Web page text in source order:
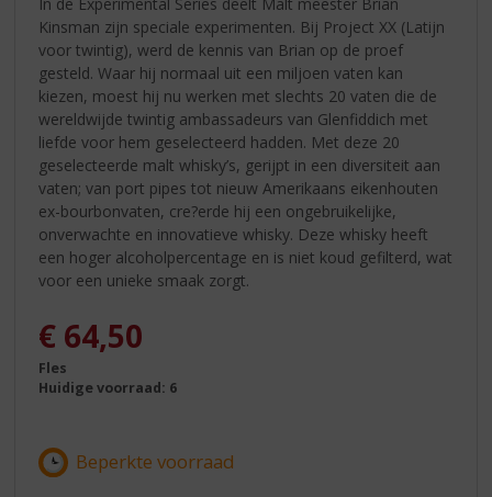
Kinsman zijn speciale experimenten. Bij Project XX (Latijn
voor twintig), werd de kennis van Brian op de proef
gesteld. Waar hij normaal uit een miljoen vaten kan
kiezen, moest hij nu werken met slechts 20 vaten die de
wereldwijde twintig ambassadeurs van Glenfiddich met
liefde voor hem geselecteerd hadden. Met deze 20
geselecteerde malt whisky’s, gerijpt in een diversiteit aan
vaten; van port pipes tot nieuw Amerikaans eikenhouten
ex-bourbonvaten, cre?erde hij een ongebruikelijke,
onverwachte en innovatieve whisky. Deze whisky heeft
een hoger alcoholpercentage en is niet koud gefilterd, wat
voor een unieke smaak zorgt.
€ 64,50
Fles
Huidige voorraad: 6